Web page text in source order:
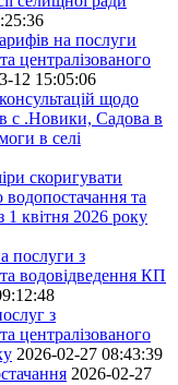
на послуги
централізованого
12 15:05:06
щодо
с .Новики, Садова в
в селі
скоригувати
водопостачання та
1 квітня 2026 року
послуги з
водовідведення КП
з
централізованого
2026-02-27 08:43:39
2026-02-27